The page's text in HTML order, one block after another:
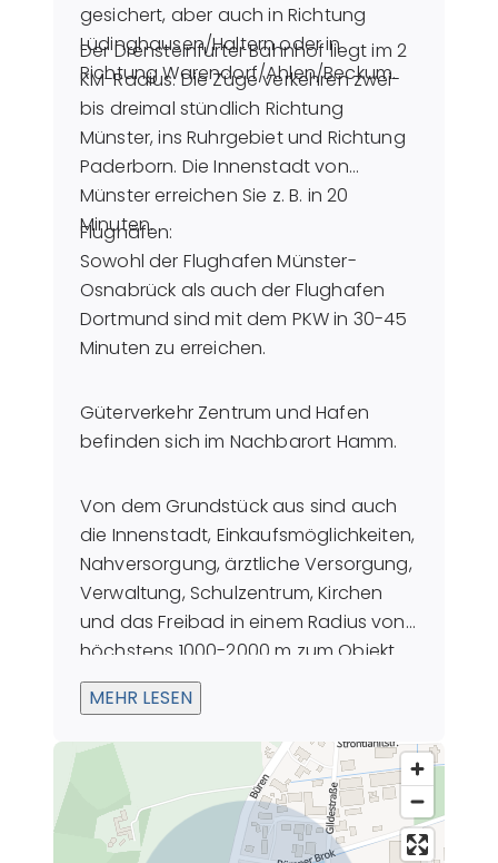
gesichert, aber auch in Richtung
Lüdinghausen/Haltern oder in
Richtung Warendorf/Ahlen/Beckum.
Der Drensteinfurter Bahnhof liegt im 2
KM-Radius. Die Züge verkehren zwei-
bis dreimal stündlich Richtung
Münster, ins Ruhrgebiet und Richtung
Paderborn. Die Innenstadt von
Münster erreichen Sie z. B. in 20
Minuten.
Flughäfen:
Sowohl der Flughafen Münster-
Osnabrück als auch der Flughafen
Dortmund sind mit dem PKW in 30-45
Minuten zu erreichen.
Güterverkehr Zentrum und Hafen
befinden sich im Nachbarort Hamm.
Von dem Grundstück aus sind auch
die Innenstadt, Einkaufsmöglichkeiten,
Nahversorgung, ärztliche Versorgung,
Verwaltung, Schulzentrum, Kirchen
und das Freibad in einem Radius von
höchstens 1000-2000 m zum Objekt
schnell zu erreichen.
MEHR LESEN